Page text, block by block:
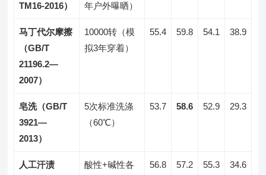
TM16-2016）
年户外曝晒）
马丁代尔摩擦
（GB/T
21196.2—
2007）
10000转（模
拟3年穿着）
55.4 59.8 54.1 38.9
皂洗（GB/T
3921—
2013）
5次标准洗涤
（60℃）
53.7 58.6 52.9 29.3
人工汗渍
酸性+碱性各
56.8 57.2 55.3 34.6